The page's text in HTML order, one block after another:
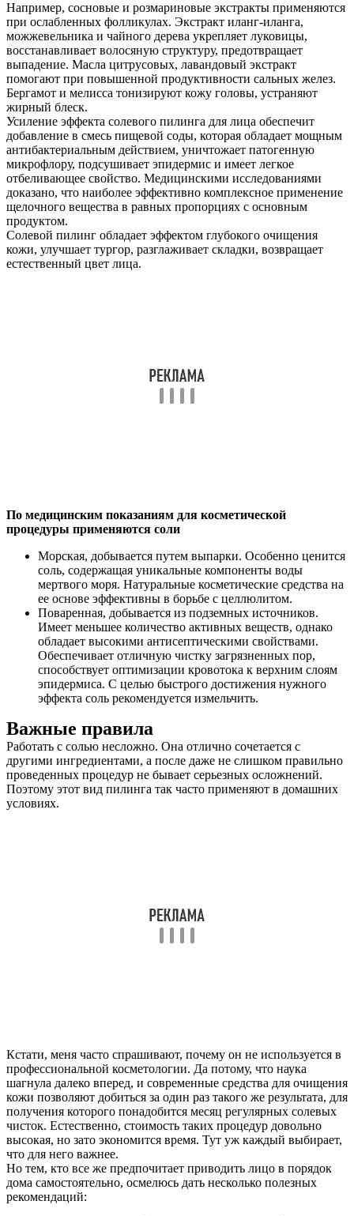
Например, сосновые и розмариновые экстракты применяются
при ослабленных фолликулах. Экстракт иланг-иланга,
можжевельника и чайного дерева укрепляет луковицы,
восстанавливает волосяную структуру, предотвращает
выпадение. Масла цитрусовых, лавандовый экстракт
помогают при повышенной продуктивности сальных желез.
Бергамот и мелисса тонизируют кожу головы, устраняют
жирный блеск.
Усиление эффекта солевого пилинга для лица обеспечит
добавление в смесь пищевой соды, которая обладает мощным
антибактериальным действием, уничтожает патогенную
микрофлору, подсушивает эпидермис и имеет легкое
отбеливающее свойство. Медицинскими исследованиями
доказано, что наиболее эффективно комплексное применение
щелочного вещества в равных пропорциях с основным
продуктом.
Солевой пилинг обладает эффектом глубокого очищения
кожи, улучшает тургор, разглаживает складки, возвращает
естественный цвет лица.
По медицинским показаниям для косметической
процедуры применяются соли
Морская, добывается путем выпарки. Особенно ценится
соль, содержащая уникальные компоненты воды
мертвого моря. Натуральные косметические средства на
ее основе эффективны в борьбе с целлюлитом.
Поваренная, добывается из подземных источников.
Имеет меньшее количество активных веществ, однако
обладает высокими антисептическими свойствами.
Обеспечивает отличную чистку загрязненных пор,
способствует оптимизации кровотока к верхним слоям
эпидермиса. С целью быстрого достижения нужного
эффекта соль рекомендуется измельчить.
Важные правила
Работать с солью несложно. Она отлично сочетается с
другими ингредиентами, а после даже не слишком правильно
проведенных процедур не бывает серьезных осложнений.
Поэтому этот вид пилинга так часто применяют в домашних
условиях.
Кстати, меня часто спрашивают, почему он не используется в
профессиональной косметологии. Да потому, что наука
шагнула далеко вперед, и современные средства для очищения
кожи позволяют добиться за один раз такого же результата, для
получения которого понадобится месяц регулярных солевых
чисток. Естественно, стоимость таких процедур довольно
высокая, но зато экономится время. Тут уж каждый выбирает,
что для него важнее.
Но тем, кто все же предпочитает приводить лицо в порядок
дома самостоятельно, осмелюсь дать несколько полезных
рекомендаций: